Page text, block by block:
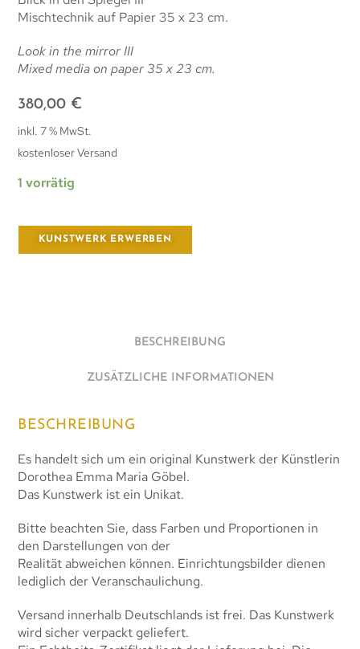
Mischtechnik auf Papier 35 x 23 cm.
Look in the mirror III
Mixed media on paper 35 x 23 cm.
380,00 €
inkl. 7 % MwSt.
kostenloser Versand
1 vorrätig
KUNSTWERK ERWERBEN
BESCHREIBUNG
ZUSÄTZLICHE INFORMATIONEN
BESCHREIBUNG
Es handelt sich um ein original Kunstwerk der Künstlerin
Dorothea Emma Maria Göbel.
Das Kunstwerk ist ein Unikat.
Bitte beachten Sie, dass Farben und Proportionen in
den Darstellungen von der
Realität abweichen können. Einrichtungsbilder dienen
lediglich der Veranschaulichung.
Versand innerhalb Deutschlands ist frei. Das Kunstwerk
wird sicher verpackt geliefert.